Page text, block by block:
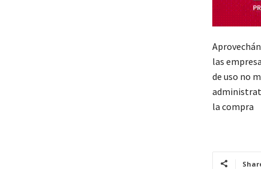
las
de uso no
la compra